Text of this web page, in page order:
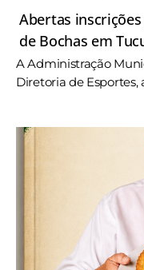
Abertas
de Bochas em
A Administração
Diretoria de Esportes,